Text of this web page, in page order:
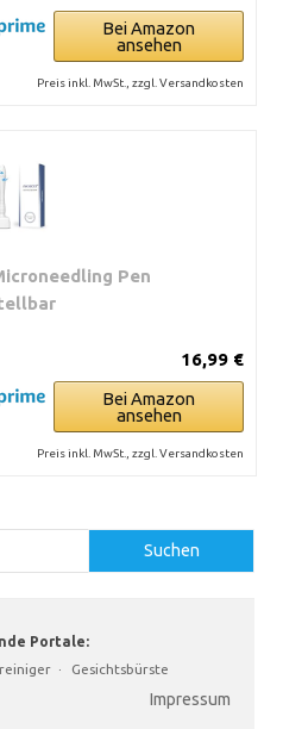
Bei Amazon
ansehen
Preis inkl. MwSt., zzgl. Versandkosten
Pen
16,99 €
Bei Amazon
ansehen
Preis inkl. MwSt., zzgl. Versandkosten
Suchen
Portale:
· Gesichtsbürste
Impressum